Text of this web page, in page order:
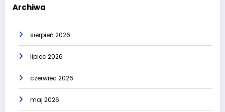
Archiwa
sierpień 2026
lipiec 2026
czerwiec 2026
maj 2026